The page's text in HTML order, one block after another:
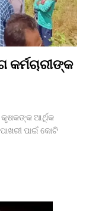
କୃଷକଙ୍କ ଆର୍ଥିକ
ପାଇଁ କୋଟି